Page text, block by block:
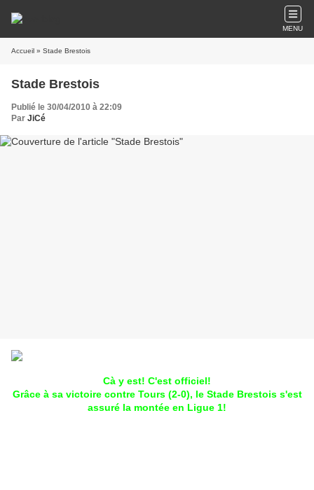
MENU
Accueil » Stade Brestois
Stade Brestois
Publié le 30/04/2010 à 22:09
Par JiCé
Cà y est! C'est officiel!
Grâce à sa victoire contre Tours (2-0), le Stade Brestois s'est
assuré la montée en Ligue 1!